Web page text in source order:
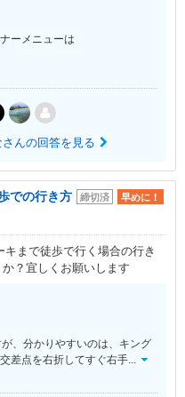
ーメニューは
んの回答を見る
での行き方 締切済 早めに！
まで徒歩で行く場合の行き
？宜しくお願いします
、分かりやすいのは、キング
差点を右折してすぐ右手...